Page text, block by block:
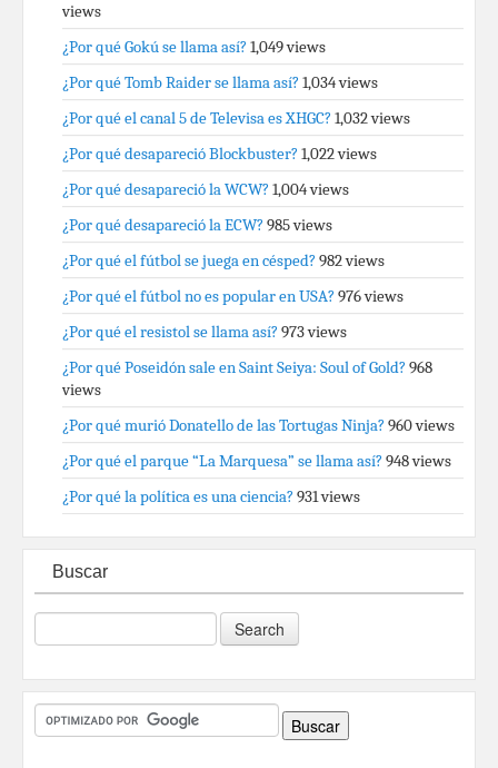
views
¿Por qué Gokú se llama así? 1,049 views
¿Por qué Tomb Raider se llama así? 1,034 views
¿Por qué el canal 5 de Televisa es XHGC? 1,032 views
¿Por qué desapareció Blockbuster? 1,022 views
¿Por qué desapareció la WCW? 1,004 views
¿Por qué desapareció la ECW? 985 views
¿Por qué el fútbol se juega en césped? 982 views
¿Por qué el fútbol no es popular en USA? 976 views
¿Por qué el resistol se llama así? 973 views
¿Por qué Poseidón sale en Saint Seiya: Soul of Gold? 968
views
¿Por qué murió Donatello de las Tortugas Ninja? 960 views
¿Por qué el parque “La Marquesa” se llama así? 948 views
¿Por qué la política es una ciencia? 931 views
Buscar